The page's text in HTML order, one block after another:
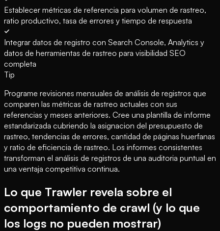
Establecer métricas de referencia para volumen de rastreo,
ratio productivo, tasa de errores y tiempo de respuesta
Integrar datos de registro con Search Console, Analytics y
datos de herramientas de rastreo para visibilidad SEO
completa
Tip
Programe revisiones mensuales de análisis de registros que
comparen las métricas de rastreo actuales con sus
referencias y meses anteriores. Cree una plantilla de informe
estandarizada cubriendo la asignacion del presupuesto de
rastreo, tendencias de errores, cantidad de páginas huerfanas
y ratio de eficiencia de rastreo. Los informes consistentes
transforman el análisis de registros de una auditoria puntual en
una ventaja competitiva continua.
Lo que Trawler revela sobre el
comportamiento de crawl (y lo que
los logs no pueden mostrar)